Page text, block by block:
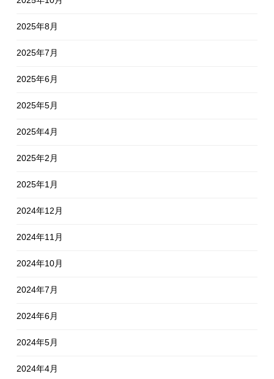
2025年8月
2025年7月
2025年6月
2025年5月
2025年4月
2025年2月
2025年1月
2024年12月
2024年11月
2024年10月
2024年7月
2024年6月
2024年5月
2024年4月